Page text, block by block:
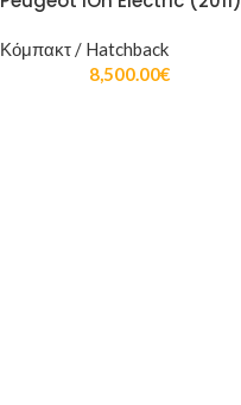
Κόμπακτ / Hatchback
8,500.00€